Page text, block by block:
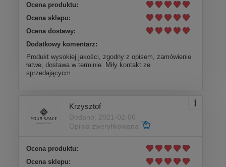
Ocena produktu:
Ocena sklepu:
Ocena dostawy:
Dodatkowy komentarz:
Produkt wysokiej jakości, zgodny z opisem, zamówienie
łatwe, dostawa w terminie. Miły kontakt ze
sprzedającycm
Krzysztof
Dodano: 2021-02-06
Opinia zweryfikowana
Ocena produktu:
Ocena sklepu: